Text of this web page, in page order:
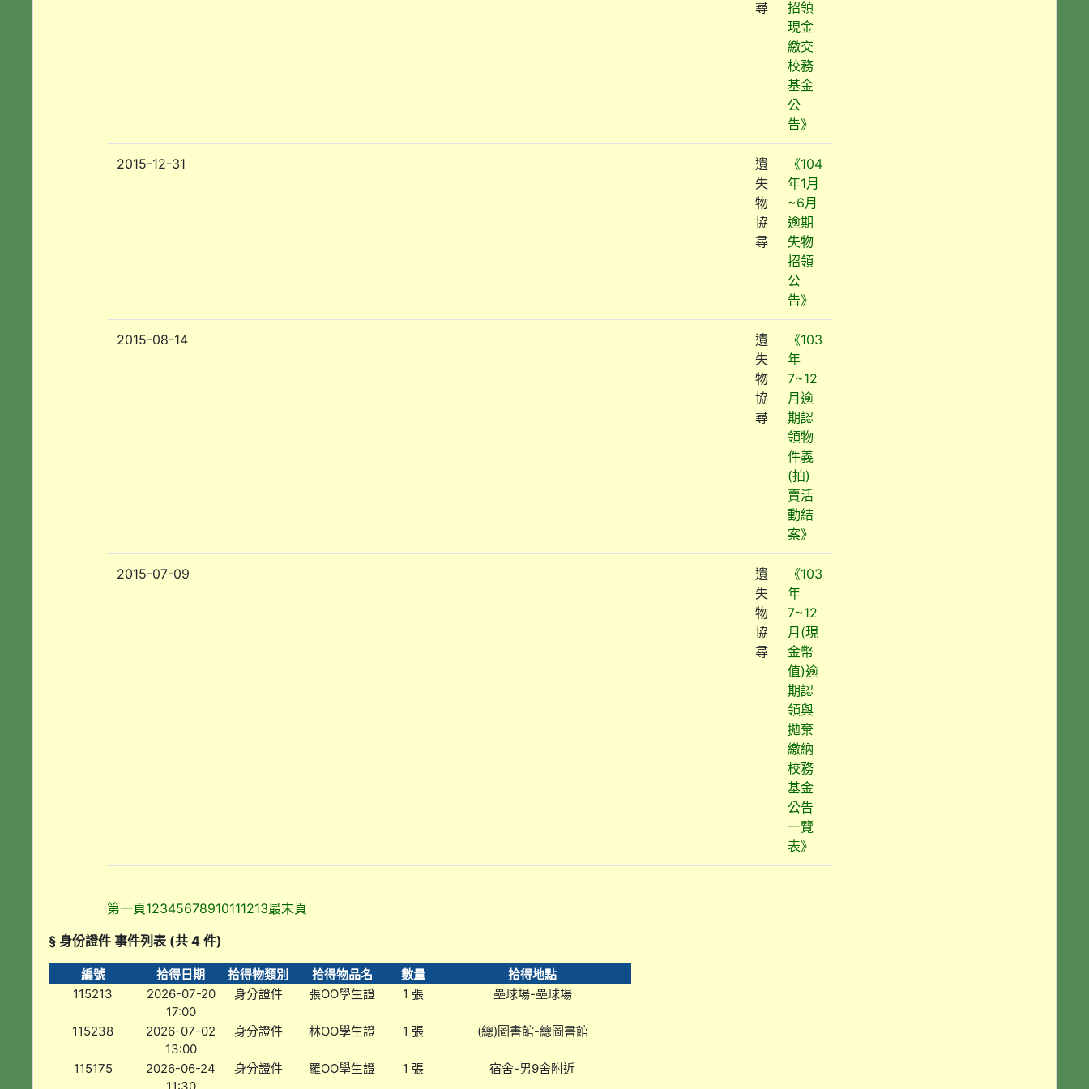
尋
招領
現金
繳交
校務
基金
公
告》
2015-12-31
遺
失
物
協
尋
《104
年1月
~6月
逾期
失物
招領
公
告》
2015-08-14
遺
失
物
協
尋
《103
年
7~12
月逾
期認
領物
件義
(拍)
賣活
動結
案》
2015-07-09
遺
失
物
協
尋
《103
年
7~12
月(現
金幣
值)逾
期認
領與
拋棄
繳納
校務
基金
公告
一覽
表》
第一頁12345678910111213最末頁
§ 身份證件 事件列表 (共 4 件)
編號 拾得日期 拾得物類別 拾得物品名 數量
拾得地點
115213
2026-07-20
17:00
身分證件 張OO學生證 1 張 壘球場-壘球場
115238
2026-07-02
13:00
身分證件 林OO學生證 1 張 (總)圖書館-總圖書館
115175
2026-06-24
身分證件 羅OO學生證 1 張 宿舍-男9舍附近